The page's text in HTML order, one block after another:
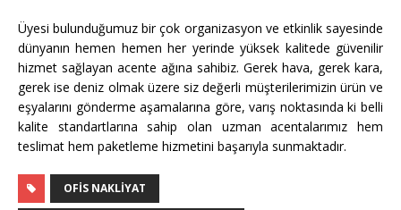
Üyesi bulunduğumuz bir çok organizasyon ve etkinlik sayesinde
dünyanın hemen hemen her yerinde yüksek kalitede güvenilir
hizmet sağlayan acente ağına sahibiz. Gerek hava, gerek kara,
gerek ise deniz olmak üzere siz değerli müşterilerimizin ürün ve
eşyalarını gönderme aşamalarına göre, varış noktasında ki belli
kalite standartlarına sahip olan uzman acentalarımız hem
teslimat hem paketleme hizmetini başarıyla sunmaktadır.
OFIS NAKLIYAT